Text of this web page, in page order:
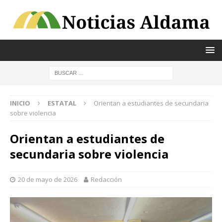
INICIO ESTATAL
Orientan a estudiantes de secundaria
sobre violencia
Orientan a estudiantes de
secundaria sobre violencia
20 de mayo de 2026 Redacción